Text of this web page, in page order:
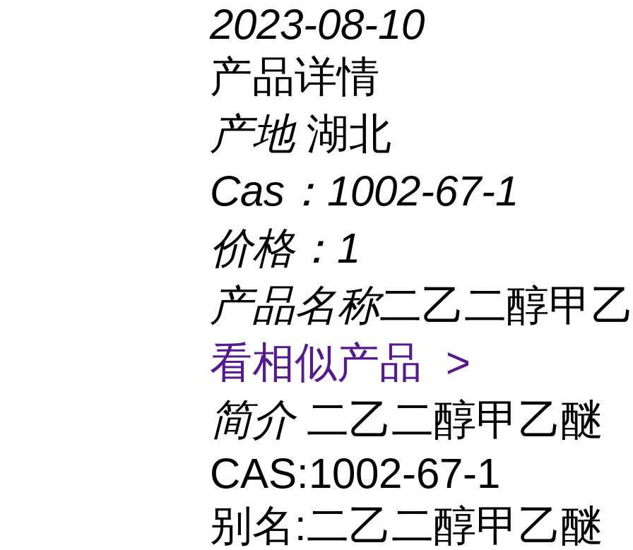
2023-08-10
产品详情
产地 湖北
Cas： 1002-67-1
价格： 1
产品名称二乙二醇甲
看相似产品 >
简介 二乙二醇甲乙醚
CAS:1002-67-1
别名:二乙二醇甲乙醚